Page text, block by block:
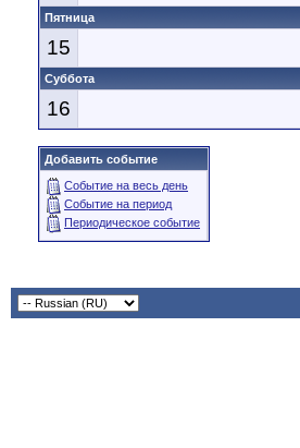
Пятница
15
Суббота
16
Добавить событие
Событие на весь день
Событие на период
Периодическое событие